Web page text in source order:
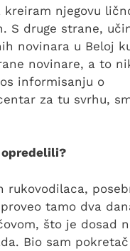
njegovu
S druge strane,
novinara u Beloj
novinare, a to
informisanju o
za tu svrhu,
opredelili?
rukovodilaca,
tamo dva
što je dosad
Bio sam